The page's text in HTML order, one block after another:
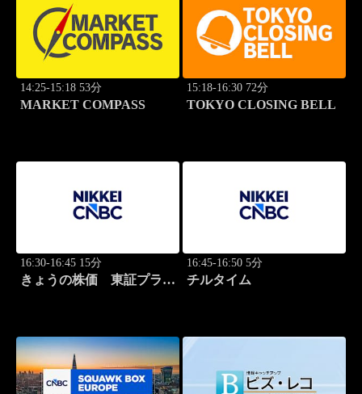
14:25-15:18 53分
MARKET COMPASS
15:18-16:30 72分
TOKYO CLOSING BELL
16:30-16:45 15分
きょうの株価 東証プライ
16:45-16:50 5分
チルタイム